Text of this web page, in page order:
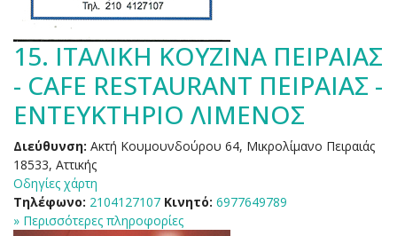
15. ΙΤΑΛΙΚΗ ΚΟΥΖΙΝΑ ΠΕΙΡΑΙΑΣ
- CAFE RESTAURANT ΠΕΙΡΑΙΑΣ -
ΕΝΤΕΥΚΤΗΡΙΟ ΛΙΜΕΝΟΣ
Διεύθυνση: Ακτή Κουμουνδούρου 64, Μικρολίμανο Πειραιάς
18533, Αττικής
Οδηγίες χάρτη
Τηλέφωνο: 2104127107 Κινητό: 6977649789
» Περισσότερες πληροφορίες